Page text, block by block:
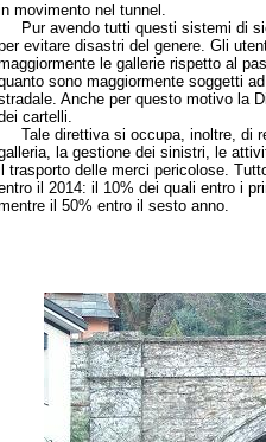
movimento nel tunnel.
Pur avendo tutti questi sistemi di
evitare disastri del genere. Gli
le gallerie rispetto al
sono maggiormente soggetti
Anche per questo motivo la
cartelli.
Tale direttiva si occupa, inoltre, di
la gestione dei sinistri, le
trasporto delle merci pericolose.
il 2014: il 10% dei quali entro i
il 50% entro il sesto anno.